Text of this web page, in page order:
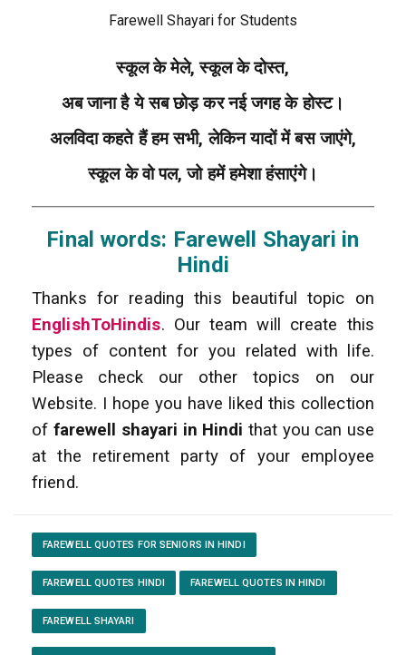
Farewell Shayari for Students
स्कूल के मेले, स्कूल के दोस्त,
अब जाना है ये सब छोड़ कर नई जगह के होस्ट।
अलविदा कहते हैं हम सभी, लेकिन यादों में बस जाएंगे,
स्कूल के वो पल, जो हमें हमेशा हंसाएंगे।
Final words: Farewell Shayari in
Hindi
Thanks for reading this beautiful topic on
EnglishToHindis. Our team will create this
types of content for you related with life.
Please check our other topics on our
Website. I hope you have liked this collection
of farewell shayari in Hindi that you can use
at the retirement party of your employee
friend.
FAREWELL QUOTES FOR SENIORS IN HINDI
FAREWELL QUOTES HINDI FAREWELL QUOTES IN HINDI
FAREWELL SHAYARI